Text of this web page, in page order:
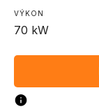
VÝKON
70 kW